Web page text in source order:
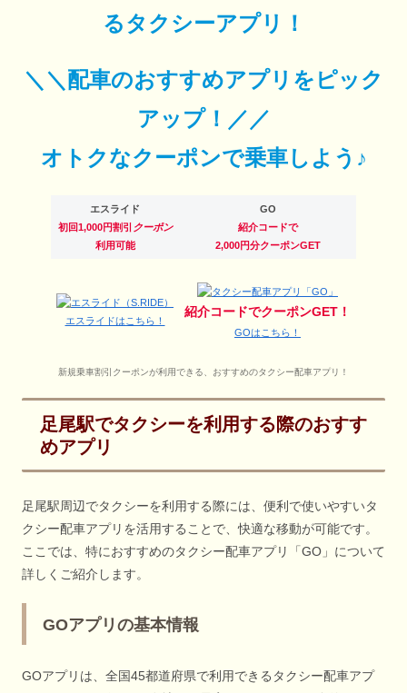
るタクシーアプリ！
＼＼配車のおすすめアプリをピック
アップ！／／
オトクなクーポンで乗車しよう♪
エスライド
初回1,000円割引 クーポン
利用可能
GO
紹介コードで
2,000円分クーポンGET
エスライドはこちら！
紹介コードでクーポンGET！
GOはこちら！
新規乗車割引クーポンが利用できる、おすすめのタクシー配車アプリ！
足尾駅でタクシーを利用する際のおすす
めアプリ
足尾駅周辺でタクシーを利用する際には、便利で使いやすいタ
クシー配車アプリを活用することで、快適な移動が可能です。
ここでは、特におすすめのタクシー配車アプリ「GO」について
詳しくご紹介します。
GOアプリの基本情報
GOアプリは、全国45都道府県で利用できるタクシー配車アプ